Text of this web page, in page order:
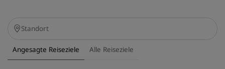
Angesagte Reiseziele Alle Reiseziele